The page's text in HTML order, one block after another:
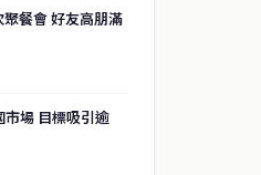
餐會 好友高朋滿
市場 目標吸引逾